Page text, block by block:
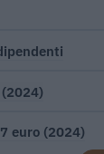
euro (2024)